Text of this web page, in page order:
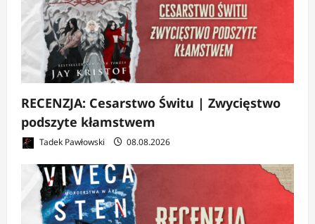
RECENZJA: Cesarstwo Świtu | Zwycięstwo
podszyte kłamstwem
Tadek Pawłowski 08.08.2026